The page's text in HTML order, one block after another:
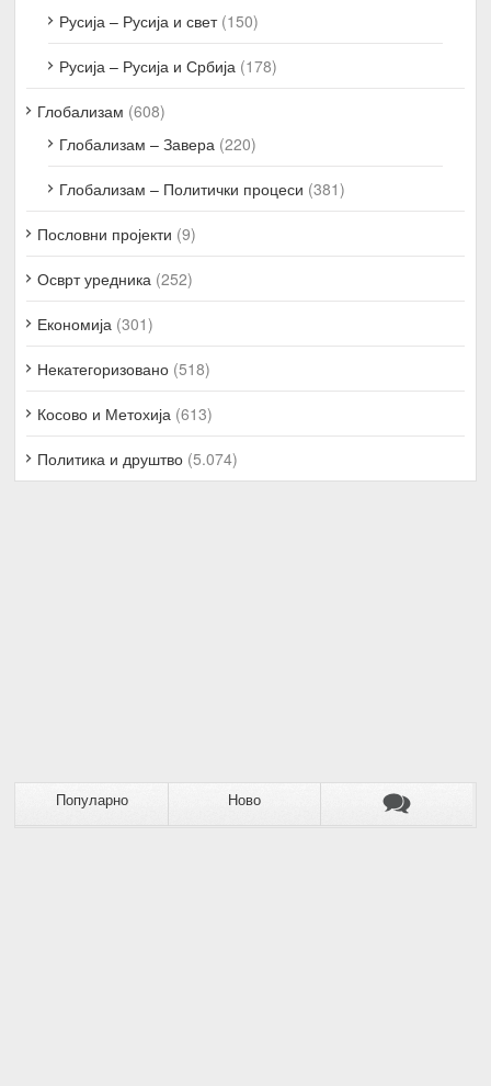
Русија – Русија и свет(150)
Русија – Русија и Србија (178)
Глобализам (608)
Глобализам – Завера (220)
Глобализам – Политички процеси (381)
Пословни пројекти (9)
Осврт уредника (252)
Економија (301)
Некатегоризовано (518)
Косово и Метохија (613)
Политика и друштво (5.074)
Популарно Ново